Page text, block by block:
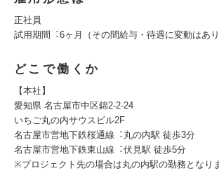
正社員
試⽤期間︓6ヶ⽉（その間給与・待遇に変動はあり
どこで働くか
【本社】
愛知県 名古屋市中区錦2-2-24
いちご丸の内サウスビル2F
名古屋市営地下鉄桜通線︓丸の内駅 徒歩3分
名古屋市営地下鉄東⼭線︓伏⾒駅 徒歩5分
※プロジェクト先の場合は丸の内駅の勤務となり